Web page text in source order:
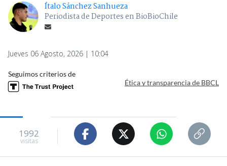
Ítalo Sánchez Sanhueza
Periodista de Deportes en BioBioChile
Jueves 06 Agosto, 2026 | 10:04
Seguimos criterios de
Ética y transparencia de BBCL
1992
visitas